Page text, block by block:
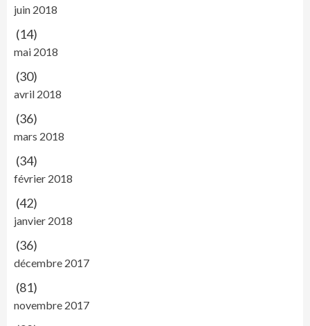
juin 2018
(14)
mai 2018
(30)
avril 2018
(36)
mars 2018
(34)
février 2018
(42)
janvier 2018
(36)
décembre 2017
(81)
novembre 2017